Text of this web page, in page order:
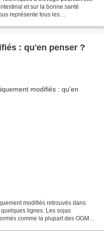
et sur la bonne santé
représente tous les
: qu'en penser ?
modifiés retrouvés dans
lignes. Les sojas
comme la plupart des OGM